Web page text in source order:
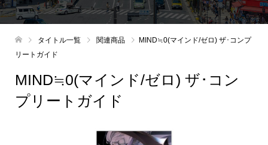
タイトル一覧 関連商品
MIND≒0(マインド/ゼロ) ザ･コンプ
リートガイド
MIND≒0(マインド/ゼロ) ザ･コン
プリートガイド